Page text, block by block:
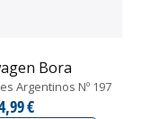
Bora
Argentinos Nº 197
€